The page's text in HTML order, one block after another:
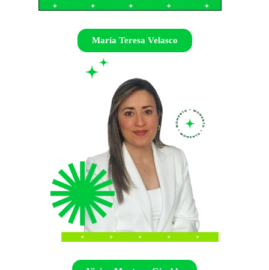
María Teresa Velasco